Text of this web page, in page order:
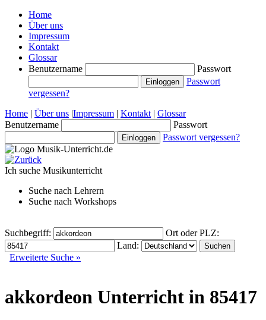
Home
Über uns
Impressum
Kontakt
Glossar
Benutzername
Passwort
Passwort
vergessen?
Home | Über uns |Impressum | Kontakt | Glossar
Benutzername
Passwort
Passwort vergessen?
Ich suche Musikunterricht
Suche nach Lehrern
Suche nach Workshops
Suchbegriff:
Ort oder PLZ:
Land:
Erweiterte Suche »
akkordeon Unterricht in 85417